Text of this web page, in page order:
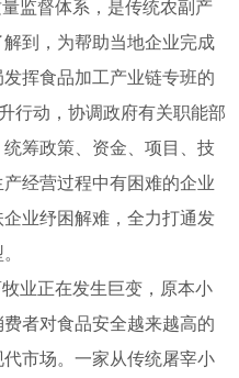
督体系，是传统农副产
到，为帮助当地企业完成
挥食品加工产业链专班的
行动，协调政府有关职能部
筹政策、资金、项目、技
经营过程中有困难的企业
业纾困解难，全力打通发
正在发生巨变，原本小
者对食品安全越来越高的
市场。一家从传统屠宰小